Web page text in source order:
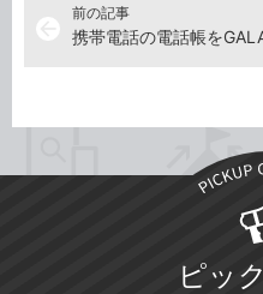
前の記事
携帯電話の電話帳を
ピッ